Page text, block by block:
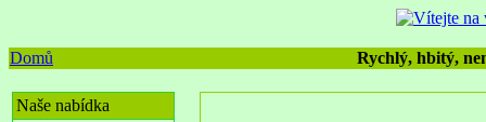
Domů Rychlý, hbitý,
Naše nabídka